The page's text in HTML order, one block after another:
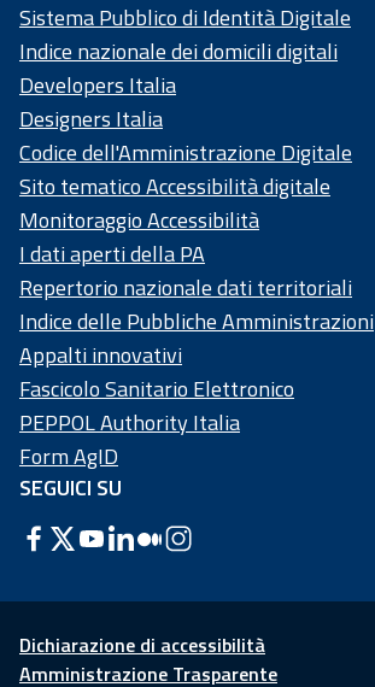
Sistema Pubblico di Identità Digitale
Indice nazionale dei domicili digitali
Developers Italia
Designers Italia
Codice dell'Amministrazione Digitale
Sito tematico Accessibilità digitale
Monitoraggio Accessibilità
I dati aperti della PA
Repertorio nazionale dati territoriali
Indice delle Pubbliche Amministrazioni
Appalti innovativi
Fascicolo Sanitario Elettronico
PEPPOL Authority Italia
Form AgID
SEGUICI SU
Dichiarazione di accessibilità
Amministrazione Trasparente